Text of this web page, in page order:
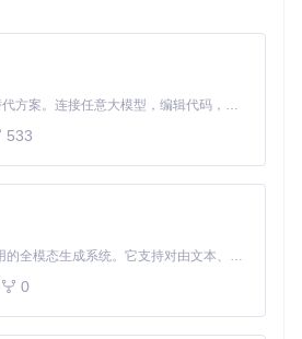
表或简单的YAML文件即可部署和升
操作简单直观。
求。
v1.15.0及更高版本，并能在Go
(GKE)等平台上运行。
提供详细的集群状态信息，
性能。
集群的理想选择。无论您是在
Claude Code 的开源替代方案。连接任意大模型，编辑代码，运行命令，自动验证 — 全自动执行。用 Rust 构建，极致性能。 ｜ An open-source alternative to Claude Code. Connect any LLM, edit code, run commands, and verify changes — autonomously. Built in Rust for speed. Get Started
533
MiniMax H3 是一个通用的全模态生成系统。它支持对由文本、图像、视频和音频组成的多模态上下文进行统一理解，并能生成分辨率高达 2K、时长可达 15 秒的带原生立体声音频的视频。得益于面向任务泛化的系统设计，H3 在预训练阶段就已具备广泛的多模态上下文理解与生成能力，能够出色地执行复杂的多模态指令。
0